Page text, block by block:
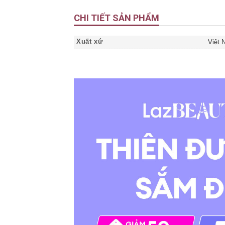
CHI TIẾT SẢN PHẨM
Xuất xứ Việt